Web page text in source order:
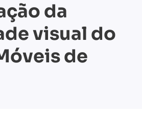
da
visual do
de